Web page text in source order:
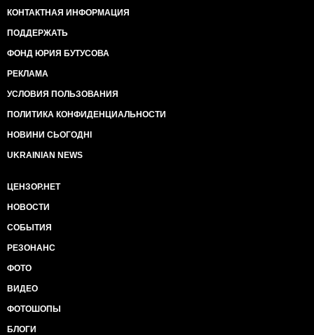
КОНТАКТНАЯ ИНФОРМАЦИЯ
ПОДДЕРЖАТЬ
ФОНД ЮРИЯ БУТУСОВА
РЕКЛАМА
УСЛОВИЯ ПОЛЬЗОВАНИЯ
ПОЛИТИКА КОНФИДЕНЦИАЛЬНОСТИ
НОВИНИ СЬОГОДНІ
UKRAINIAN NEWS
ЦЕНЗОР.НЕТ
НОВОСТИ
СОБЫТИЯ
РЕЗОНАНС
ФОТО
ВИДЕО
ФОТОШОПЫ
БЛОГИ